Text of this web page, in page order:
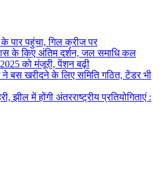
पार पहुंचा, गिल क्रीज पर
के किए अंतिम दर्शन, जल समाधि कल
को मंजूरी, पेंशन बढ़ी
ने बस खरीदने के लिए समिति गठित, टेंडर भी
झील में होंगी अंतरराष्ट्रीय प्रतियोगिताएं :